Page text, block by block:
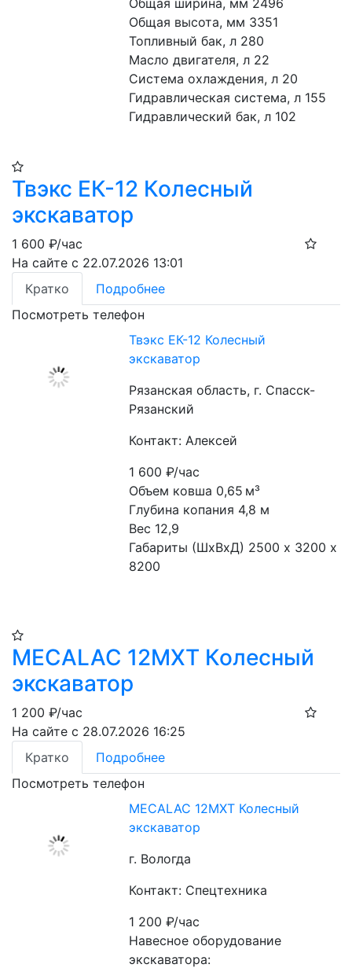
Общая высота, мм 3351
Топливный бак, л 280
Масло двигателя, л 22
Система охлаждения, л 20
Гидравлическая система, л 155
Гидравлический бак, л 102
Твэкс ЕК-12 Колесный
экскаватор
1 600 ₽/час
На сайте с 22.07.2026 13:01
Кратко
Подробнее
Посмотреть телефон
Твэкс ЕК-12 Колесный
экскаватор
Рязанская область, г. Спасск-
Рязанский
Контакт: Алексей
1 600₽/час
Объем ковша 0,65 м³
Глубина копания 4,8 м
Вес 12,9
Габариты (ШхВхД) 2500 х 3200 х
8200
MECALAC 12MXT Колесный
экскаватор
1 200 ₽/час
На сайте с 28.07.2026 16:25
Кратко
Подробнее
Посмотреть телефон
MECALAC 12MXT Колесный
экскаватор
г. Вологда
Контакт: Спецтехника
1 200₽/час
Навесное оборудование
экскаватора: